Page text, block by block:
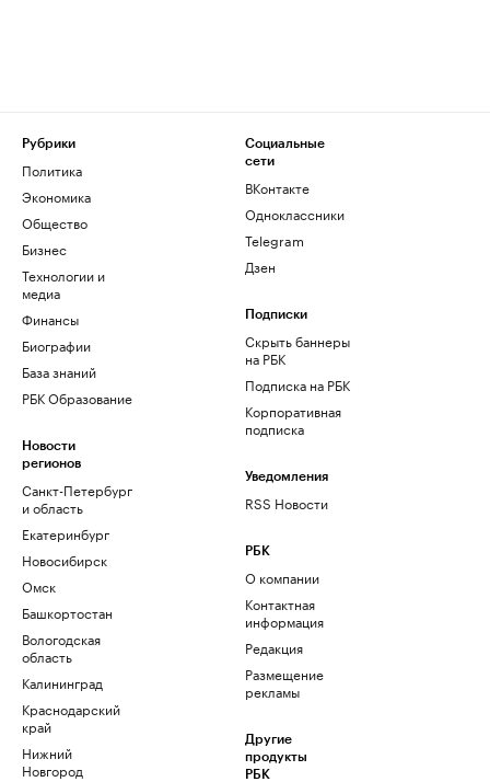
Рубрики
Политика
Экономика
Общество
Бизнес
Технологии и
медиа
Финансы
Биографии
База знаний
РБК Образование
Новости
регионов
Санкт-Петербург
и область
Екатеринбург
Новосибирск
Омск
Башкортостан
Вологодская
область
Калининград
Краснодарский
край
Нижний
Новгород
Социальные
сети
ВКонтакте
Одноклассники
Telegram
Дзен
Подписки
Скрыть баннеры
на РБК
Подписка на РБК
Корпоративная
подписка
Уведомления
RSS Новости
РБК
О компании
Контактная
информация
Редакция
Размещение
рекламы
Другие
продукты
РБК